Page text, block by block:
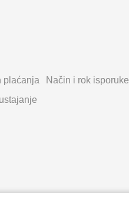
plaćanja
Način i rok isporuke